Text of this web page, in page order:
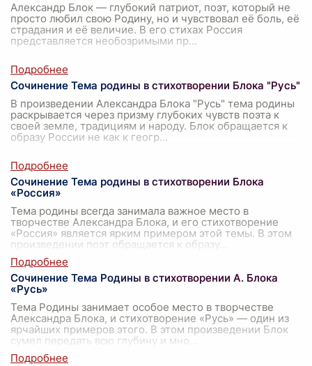
Александр Блок — глубокий патриот, поэт, который не
просто любил свою Родину, но и чувствовал её боль, её
страдания и её величие. В его стихах Россия
представляется необозримыми пр...
Сочинение Тема родины в стихотворении Блока "Русь"
В произведении Александра Блока "Русь" тема родины
раскрывается через призму глубоких чувств поэта к
своей земле, традициям и народу. Блок обращается к
образу России не как к геогр...
Сочинение Тема родины в стихотворении Блока
«Россия»
Тема родины всегда занимала важное место в
творчестве Александра Блока, и его стихотворение
«Россия» является ярким примером этой темы. В этом
произведении поэт обращается к образу
Сочинение Тема Родины в стихотворении А. Блока
«Русь»
Тема Родины занимает особое место в творчестве
Александра Блока, и стихотворение «Русь» — один из
ярчайших примеров этого. В этом произведении Блок
сумел передать всю глубину и мно